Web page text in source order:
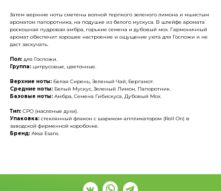
Затем верхние ноты сметены волной терпкого зеленого лимона и мшистым
ароматом папоротника, на подушке из белого мускуса. В шлейфе аромата
роскошная пудровая амбра, горькие семена и дубовый мох. Гармоничный
аромат обеспечит хорошее настроение и ощущение уюта для Госпожи и не
даст заскучать.
Пол: для Госпожи.
Группа: цитрусовые, цветочные.
Верхние ноты: Белая Сирень, Зеленый Чай, Бергамот.
Средние ноты: Белый Мускус, Зеленый Лимон, Папоротник.
Базовые ноты: Амбра, Семена Гибискуса, Дубовый Мох.
Тип: CPO (масляные духи).
Упаковка: стеклянный флакон с шариком-аппликатором (Roll On) в
заводской фирменной коробочке.
Бренд: Aksa Esans.